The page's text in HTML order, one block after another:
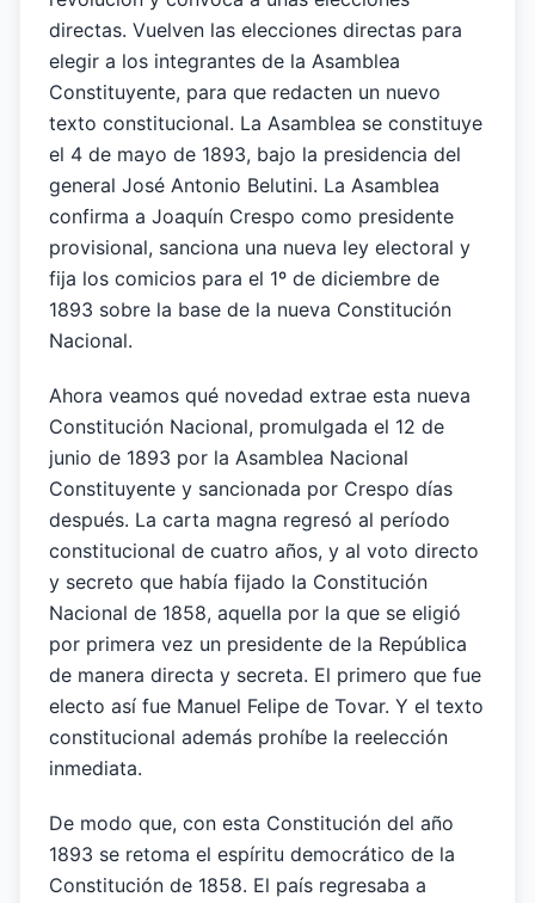
directas. Vuelven las elecciones directas para
elegir a los integrantes de la Asamblea
Constituyente, para que redacten un nuevo
texto constitucional. La Asamblea se constituye
el 4 de mayo de 1893, bajo la presidencia del
general José Antonio Belutini. La Asamblea
confirma a Joaquín Crespo como presidente
provisional, sanciona una nueva ley electoral y
fija los comicios para el 1º de diciembre de
1893 sobre la base de la nueva Constitución
Nacional.
Ahora veamos qué novedad extrae esta nueva
Constitución Nacional, promulgada el 12 de
junio de 1893 por la Asamblea Nacional
Constituyente y sancionada por Crespo días
después. La carta magna regresó al período
constitucional de cuatro años, y al voto directo
y secreto que había fijado la Constitución
Nacional de 1858, aquella por la que se eligió
por primera vez un presidente de la República
de manera directa y secreta. El primero que fue
electo así fue Manuel Felipe de Tovar. Y el texto
constitucional además prohíbe la reelección
inmediata.
De modo que, con esta Constitución del año
1893 se retoma el espíritu democrático de la
Constitución de 1858. El país regresaba a